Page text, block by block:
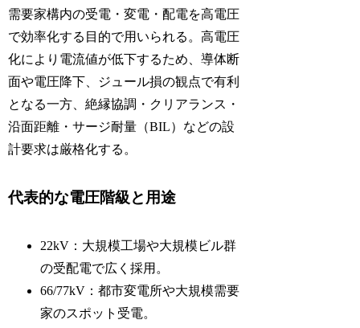
需要家構内の受電・変電・配電を高電圧
で効率化する目的で用いられる。高電圧
化により電流値が低下するため、導体断
面や電圧降下、ジュール損の観点で有利
となる一方、絶縁協調・クリアランス・
沿面距離・サージ耐量（BIL）などの設
計要求は厳格化する。
代表的な電圧階級と用途
22kV：大規模工場や大規模ビル群
の受配電で広く採用。
66/77kV：都市変電所や大規模需要
家のスポット受電。